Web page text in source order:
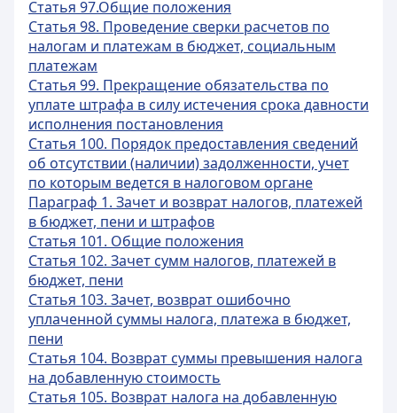
Статья 97.Общие положения
Статья 98. Проведение сверки расчетов по
налогам и платежам в бюджет, социальным
платежам
Статья 99. Прекращение обязательства по
уплате штрафа в силу истечения срока давности
исполнения постановления
Статья 100. Порядок предоставления сведений
об отсутствии (наличии) задолженности, учет
по которым ведется в налоговом органе
Параграф 1. Зачет и возврат налогов, платежей
в бюджет, пени и штрафов
Статья 101. Общие положения
Статья 102. Зачет сумм налогов, платежей в
бюджет, пени
Статья 103. Зачет, возврат ошибочно
уплаченной суммы налога, платежа в бюджет,
пени
Статья 104. Возврат суммы превышения налога
на добавленную стоимость
Статья 105. Возврат налога на добавленную